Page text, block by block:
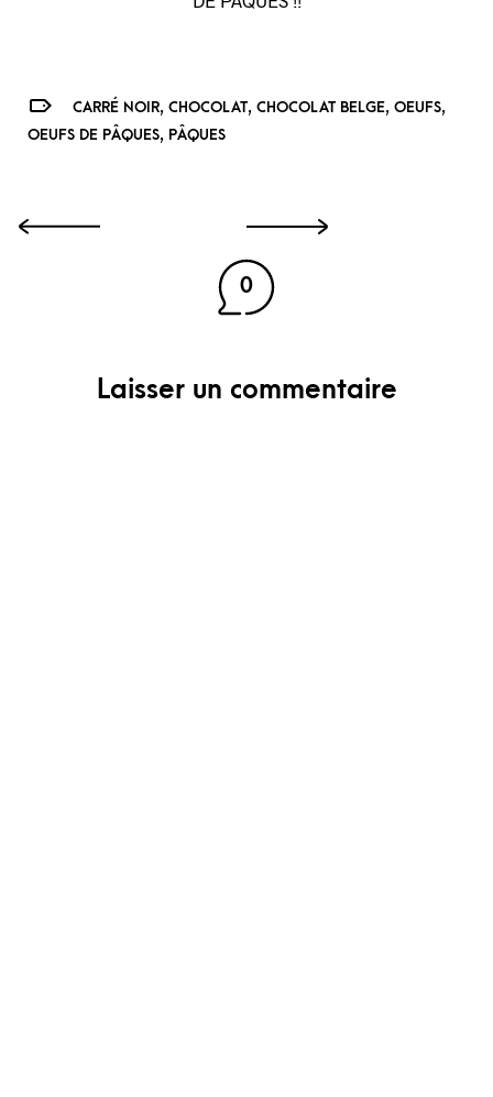
CARRÉ NOIR, CHOCOLAT, CHOCOLAT BELGE, OEUFS,
OEUFS DE PÂQUES, PÂQUES
0
Laisser un commentaire